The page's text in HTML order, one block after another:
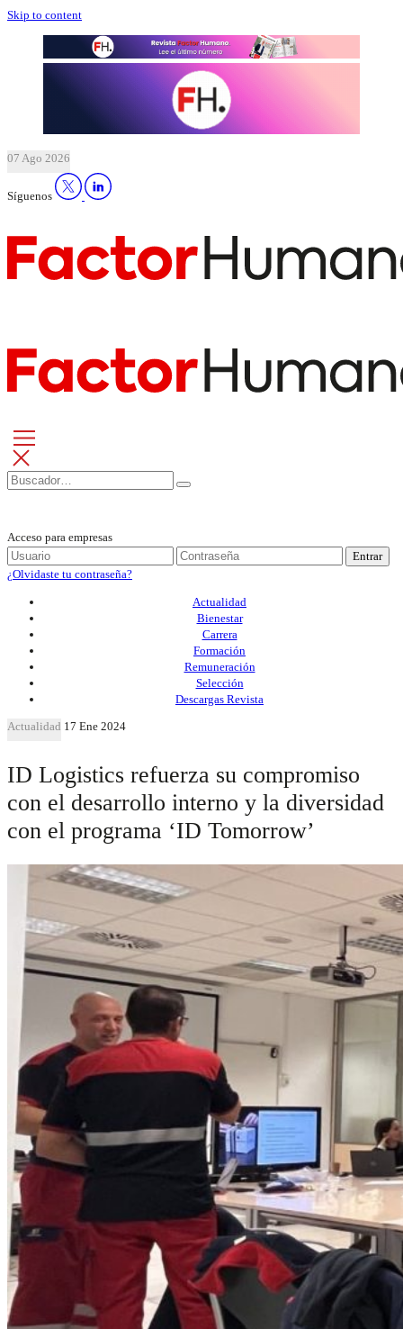
Skip to content
07 Ago 2026
Síguenos
Acceso para empresas
Entrar
¿Olvidaste tu contraseña?
Actualidad
Bienestar
Carrera
Formación
Remuneración
Selección
Descargas Revista
Actualidad 17 Ene 2024
ID Logistics refuerza su compromiso
con el desarrollo interno y la diversidad
con el programa ‘ID Tomorrow’